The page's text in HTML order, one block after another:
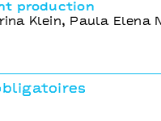
production
Klein, Paula Elena